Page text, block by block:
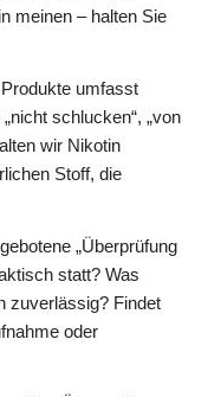
meinen – halten Sie
umfasst
schlucken“, „von
wir Nikotin
Stoff, die
„Überprüfung
statt? Was
zuverlässig? Findet
oder